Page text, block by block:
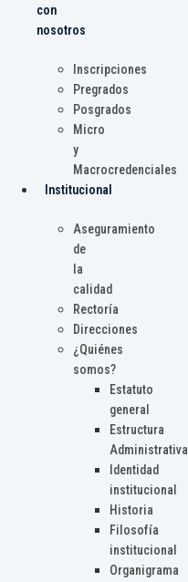
con
nosotros
Inscripciones
Pregrados
Posgrados
Micro
y
Macrocredenciales
Institucional
Aseguramiento
de
la
calidad
Rectoría
Direcciones
¿Quiénes
somos?
Estatuto
general
Estructura
Administrativa
Identidad
institucional
Historia
Filosofía
institucional
Organigrama